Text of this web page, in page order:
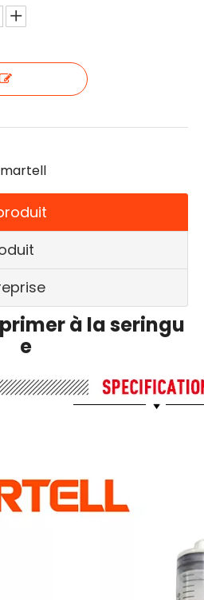
à la seringu
e